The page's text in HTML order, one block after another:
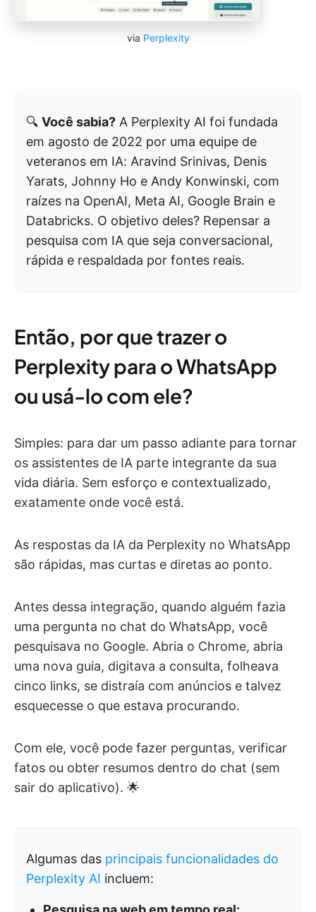
via Perplexity
🔍 Você sabia? A Perplexity AI foi fundada
em agosto de 2022 por uma equipe de
veteranos em IA: Aravind Srinivas, Denis
Yarats, Johnny Ho e Andy Konwinski, com
raízes na OpenAI, Meta AI, Google Brain e
Databricks. O objetivo deles? Repensar a
pesquisa com IA que seja conversacional,
rápida e respaldada por fontes reais.
Então, por que trazer o
Perplexity para o WhatsApp
ou usá-lo com ele?
Simples: para dar um passo adiante para tornar
os assistentes de IA parte integrante da sua
vida diária. Sem esforço e contextualizado,
exatamente onde você está.
As respostas da IA da Perplexity no WhatsApp
são rápidas, mas curtas e diretas ao ponto.
Antes dessa integração, quando alguém fazia
uma pergunta no chat do WhatsApp, você
pesquisava no Google. Abria o Chrome, abria
uma nova guia, digitava a consulta, folheava
cinco links, se distraía com anúncios e talvez
esquecesse o que estava procurando.
Com ele, você pode fazer perguntas, verificar
fatos ou obter resumos dentro do chat (sem
sair do aplicativo). 🌟
Algumas das principais funcionalidades do
Perplexity AI incluem: